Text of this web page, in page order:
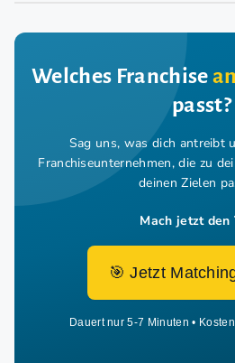
Welches Franchise
passt?
Sag uns, was dich antreibt
Franchiseunternehmen, die zu
deinen Zielen
Mach jetzt den
🎯 Jetzt
Dauert nur 5-7 Minuten •